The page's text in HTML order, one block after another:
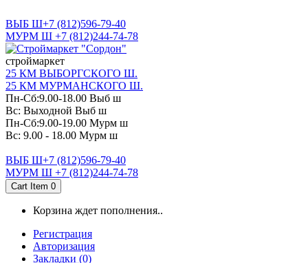
ВЫБ Ш+7 (812)596-79-40
МУРМ Ш +7 (812)244-74-78
cтроймаркет
25 КМ ВЫБОРГСКОГО Ш.
25 КМ МУРМАНСКОГО Ш.
Пн-Сб:9.00-18.00 Выб ш
Вс: Выходной Выб ш
Пн-Сб:9.00-19.00 Мурм ш
Вс: 9.00 - 18.00 Мурм ш
ВЫБ Ш+7 (812)596-79-40
МУРМ Ш +7 (812)244-74-78
Cart Item 0
Корзина ждет пополнения..
Регистрация
Авторизация
Закладки (0)